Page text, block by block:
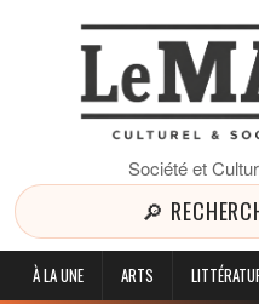
Société et
🔎
À LA UNE ARTS